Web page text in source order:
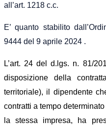
all’art. 1218 c.c.
E’ quanto stabilito
9444 del 9 aprile 2024 .
L’art. 24 del d.lgs. n. 81/
disposizione della
territoriale), il dipendente
contratti a tempo
la stessa impresa, ha